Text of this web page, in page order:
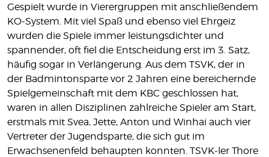
Gespielt wurde in Vierergruppen mit anschließendem
KO-System. Mit viel Spaß und ebenso viel Ehrgeiz
wurden die Spiele immer leistungsdichter und
spannender, oft fiel die Entscheidung erst im 3. Satz,
häufig sogar in Verlängerung. Aus dem TSVK, der in
der Badmintonsparte vor 2 Jahren eine bereichernde
Spielgemeinschaft mit dem KBC geschlossen hat,
waren in allen Disziplinen zahlreiche Spieler am Start,
erstmals mit Svea, Jette, Anton und Winhai auch vier
Vertreter der Jugendsparte, die sich gut im
Erwachsenenfeld behaupten konnten. TSVK-ler Thore